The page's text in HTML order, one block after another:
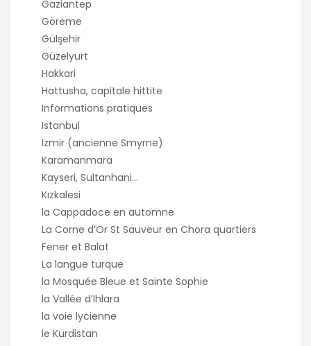
Gaziantep
Göreme
Gülşehir
Güzelyurt
Hakkari
Hattusha, capitale hittite
Informations pratiques
Istanbul
Izmir (ancienne Smyrne)
Karamanmara
Kayseri, Sultanhani…
Kızkalesi
la Cappadoce en automne
La Corne d’Or St Sauveur en Chora quartiers
Fener et Balat
La langue turque
la Mosquée Bleue et Sainte Sophie
la Vallée d’Ihlara
la voie lycienne
le Kurdistan